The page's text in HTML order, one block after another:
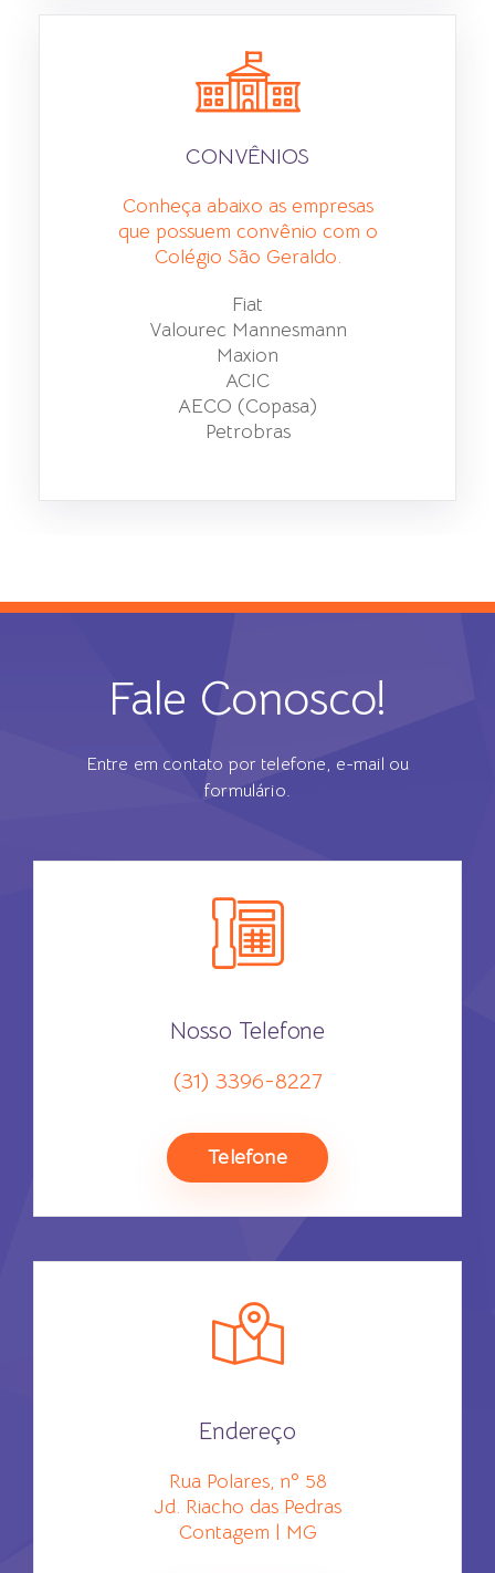
CONVÊNIOS
Conheça abaixo as empresas
que possuem convênio com o
Colégio São Geraldo.
Fiat
Valourec Mannesmann
Maxion
ACIC
AECO (Copasa)
Petrobras
Fale Conosco!
Entre em contato por telefone, e-mail ou
formulário.
Nosso Telefone
(31) 3396-8227
Telefone
Endereço
Rua Polares, nº 58
Jd. Riacho das Pedras
Contagem | MG